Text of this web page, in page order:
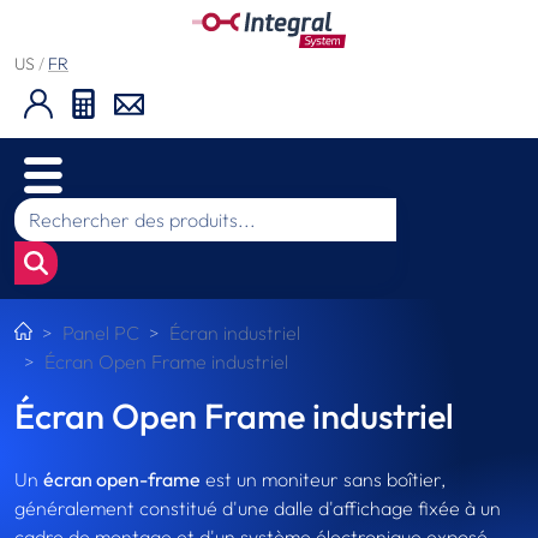
US / FR
Panel PC
Écran industriel
Écran Open Frame industriel
Écran Open Frame industriel
Un écran open-frame est un moniteur sans boîtier,
généralement constitué d'une dalle d'affichage fixée à un